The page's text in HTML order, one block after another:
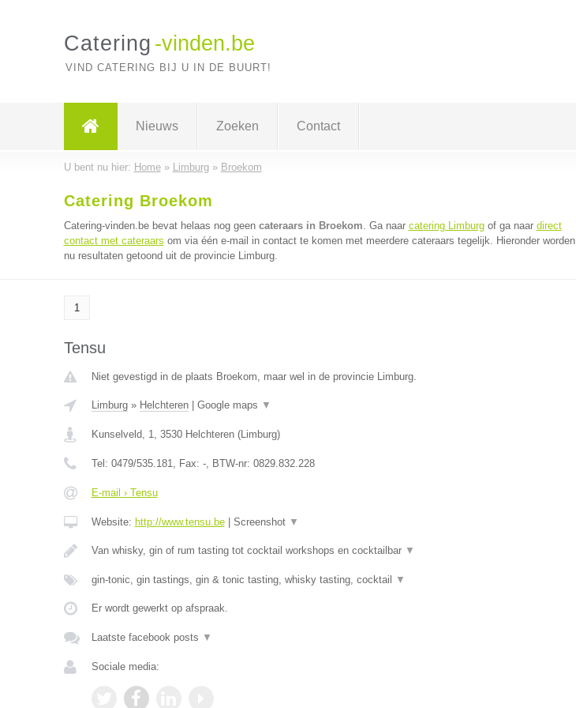
Catering -vinden.be
VIND CATERING BIJ U IN DE BUURT!
Nieuws Zoeken Contact
U bent nu hier: Home» Limburg» Broekom
Catering Broekom
Catering-vinden.be bevat helaas nog geen cateraars in Broekom. Ga naar catering Limburgof ga naar direct
contact met cateraars om via één e-mail in contact te komen met meerdere cateraars tegelijk. Hieronder worden
nu resultaten getoond uit de provincie Limburg.
1
Tensu
Niet gevestigd in de plaats Broekom, maar wel in de provincie Limburg.
Limburg» Helchteren| Google maps ▼
Kunselveld, 1, 3530 Helchteren(Limburg)
Tel: 0479/535.181, Fax: -, BTW-nr: 0829.832.228
E-mail › Tensu
Website: http://www.tensu.be| Screenshot ▼
Van whisky, gin of rum tasting tot cocktail workshops en cocktailbar ▼
gin-tonic, gin tastings, gin & tonic tasting, whisky tasting, cocktail ▼
Er wordt gewerkt op afspraak.
Laatste facebook posts ▼
Sociale media: